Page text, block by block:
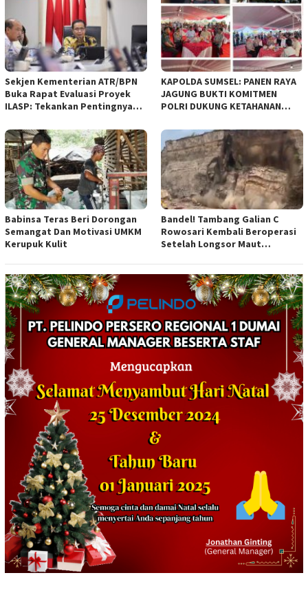
Daerah (Raperda) yang
diajukan Pemerintah Kota
Bandung
Sekjen Kementerian ATR/BPN
Buka Rapat Evaluasi Proyek
ILASP: Tekankan Pentingnya
Anggaran
KAPOLDA SUMSEL: PANEN RAYA
JAGUNG BUKTI KOMITMEN
POLRI DUKUNG KETAHANAN
Babinsa Teras Beri Dorongan
Semangat Dan Motivasi UMKM
Kerupuk Kulit
Bandel! Tambang Galian C
Rowosari Kembali Beroperasi
Setelah Longsor Maut